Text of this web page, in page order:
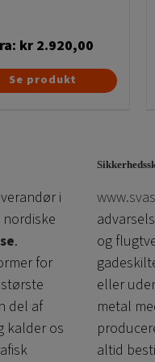
kr2.920,00
Dette
varianter.
Mulighederne
kan
varesiden
Se produkt
i
.
for
del af
kalder os
og
eller
metal
altid